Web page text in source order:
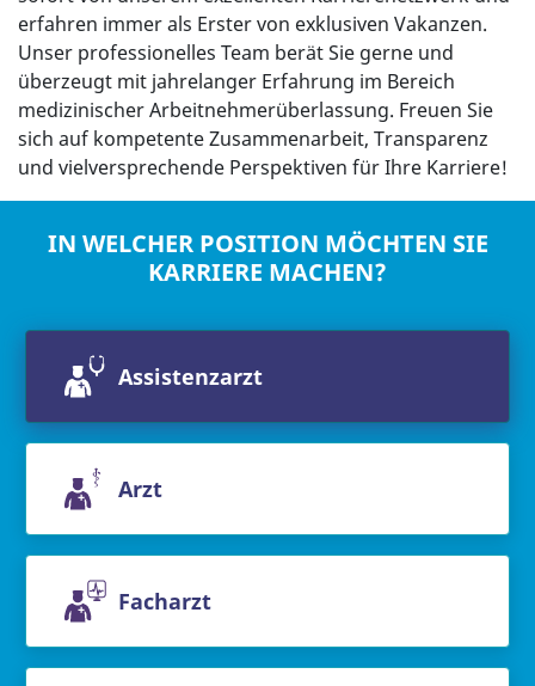
erfahren immer als Erster von exklusiven Vakanzen.
Unser professionelles Team berät Sie gerne und
überzeugt mit jahrelanger Erfahrung im Bereich
medizinischer Arbeitnehmerüberlassung. Freuen Sie
sich auf kompetente Zusammenarbeit, Transparenz
und vielversprechende Perspektiven für Ihre Karriere!
IN WELCHER POSITION MÖCHTEN SIE
KARRIERE MACHEN?
Assistenzarzt
Arzt
Facharzt